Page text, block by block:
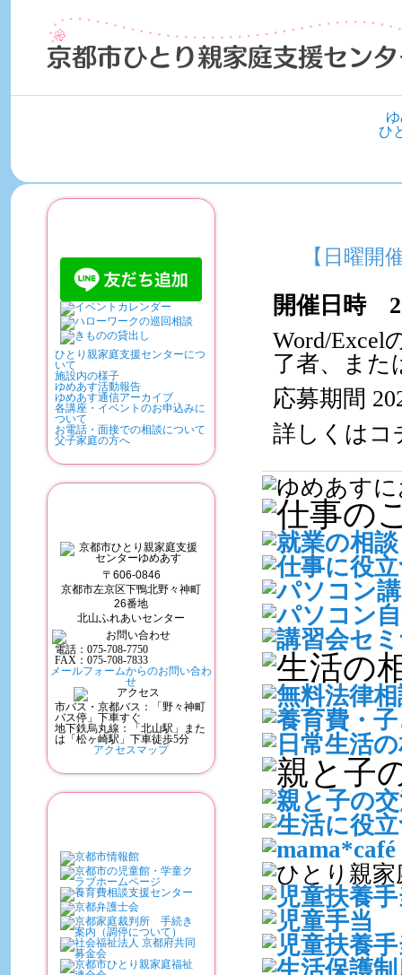
ひ
【日曜開
開催日時
Word/Excel
了者、また
応募期間
詳しくは
ひとり親家庭支援センターにつ
いて
施設内の様子
ゆめあす活動報告
ゆめあす通信アーカイブ
各講座・イベントのお申込みに
ついて
お電話・面接での相談について
父子家庭の方へ
京都市ひとり親家庭支援センターゆめ
〒606-0846
京都市左京区下鴨北野々神町
26番地
北山ふれあいセンター
電話： 075-708-7750
FAX：075-708-7833
メールフォームからのお問い合わ
せ
市バス・京都バス：「野々神町
バス停」下車すぐ
地下鉄烏丸線：「北山駅」また
は「松ヶ崎駅」下車徒歩5分
アクセスマップ
関連リンク